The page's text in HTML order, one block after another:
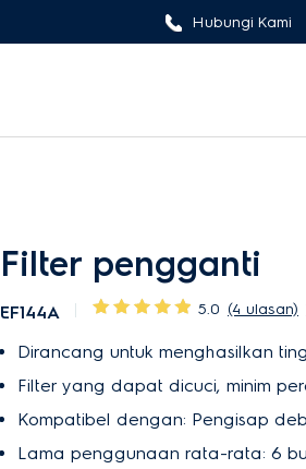
Hubungi Kami
Filter pengganti
EF144A 5.0 (4 ulasan)
Dirancang untuk menghasilkan
Filter yang dapat dicuci, minim
Kompatibel dengan: Pengisap
Lama penggunaan rata-rata: 6